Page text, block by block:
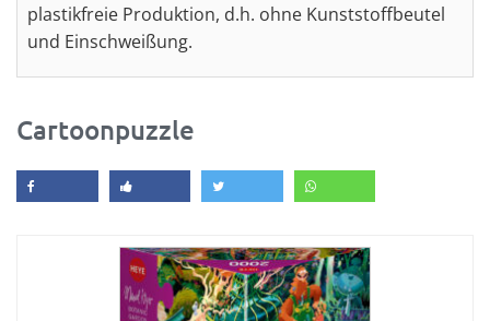
plastikfreie Produktion, d.h. ohne Kunststoffbeutel
und Einschweißung.
Cartoonpuzzle